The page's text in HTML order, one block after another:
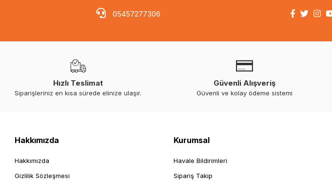
05457277306
Hızlı Teslimat
Siparişleriniz en kısa sürede elinize ulaşır.
Güvenli Alışveriş
Güvenli ve kolay ödeme sistemi
Hakkımızda
Hakkımızda
Gizlilik Sözleşmesi
Kurumsal
Havale Bildirimleri
Sipariş Takip